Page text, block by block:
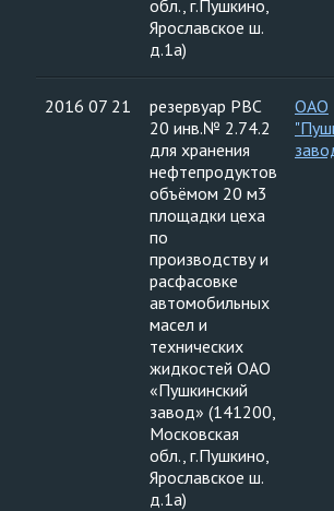
обл., г.Пушкино,
Ярославское ш.
д.1а)
2016 07 21
резервуар РВС
20 инв.№ 2.74.2
для хранения
нефтепродуктов
объёмом 20 м3
площадки цеха
по
производству и
расфасовке
автомобильных
масел и
технических
жидкостей ОАО
«Пушкинский
завод» (141200,
Московская
обл., г.Пушкино,
Ярославское ш.
д.1а)
ОАО